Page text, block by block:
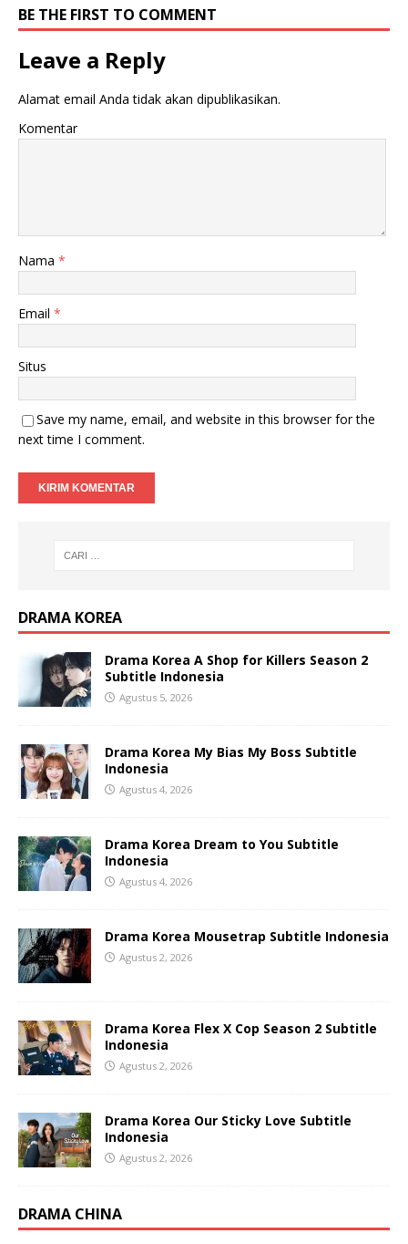
BE THE FIRST TO COMMENT
Leave a Reply
Alamat email Anda tidak akan dipublikasikan.
Komentar
Nama *
Email *
Situs
Save my name, email, and website in this browser for the
next time I comment.
DRAMA KOREA
Drama Korea A Shop for Killers Season 2
Subtitle Indonesia
Agustus 5, 2026
Drama Korea My Bias My Boss Subtitle
Indonesia
Agustus 4, 2026
Drama Korea Dream to You Subtitle
Indonesia
Agustus 4, 2026
Drama Korea Mousetrap Subtitle Indonesia
Agustus 2, 2026
Drama Korea Flex X Cop Season 2 Subtitle
Indonesia
Agustus 2, 2026
Drama Korea Our Sticky Love Subtitle
Indonesia
Agustus 2, 2026
DRAMA CHINA